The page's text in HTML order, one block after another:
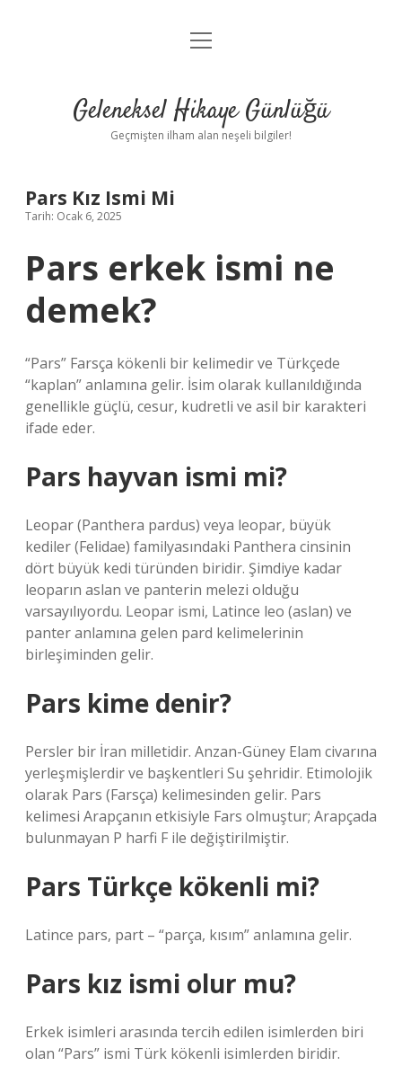
Anasayfa
Yasal Uyarı
menüyü
Geleneksel Hikaye Günlüğü
Geçmişten ilham alan neşeli bilgiler!
Pars Kız Ismi Mi
Tarih: Ocak 6, 2025
Pars erkek ismi ne
demek?
“Pars” Farsça kökenli bir kelimedir ve Türkçede
“kaplan” anlamına gelir. İsim olarak kullanıldığında
genellikle güçlü, cesur, kudretli ve asil bir karakteri
ifade eder.
Pars hayvan ismi mi?
Leopar (Panthera pardus) veya leopar, büyük
kediler (Felidae) familyasındaki Panthera cinsinin
dört büyük kedi türünden biridir. Şimdiye kadar
leoparın aslan ve panterin melezi olduğu
varsayılıyordu. Leopar ismi, Latince leo (aslan) ve
panter anlamına gelen pard kelimelerinin
birleşiminden gelir.
Pars kime denir?
Persler bir İran milletidir. Anzan-Güney Elam civarına
yerleşmişlerdir ve başkentleri Su şehridir. Etimolojik
olarak Pars (Farsça) kelimesinden gelir. Pars
kelimesi Arapçanın etkisiyle Fars olmuştur; Arapçada
bulunmayan P harfi F ile değiştirilmiştir.
Pars Türkçe kökenli mi?
Latince pars, part – “parça, kısım” anlamına gelir.
Pars kız ismi olur mu?
Erkek isimleri arasında tercih edilen isimlerden biri
olan “Pars” ismi Türk kökenli isimlerden biridir.